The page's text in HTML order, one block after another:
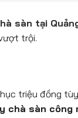
sàn tại
trội.
triệu đồng
chà sàn công